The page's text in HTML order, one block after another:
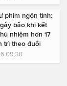
phim ngôn tình:
bão khi kết
nhiệm hơn 17
trì theo đuổi
09:30